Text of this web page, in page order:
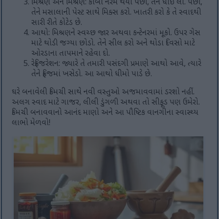
મિશ્રણ અને મિશ્રણ: કોબી નરમ થયા પછી, તેને ધોઈ લો. પછી,
તેને મસાલાની પેસ્ટ સાથે મિક્સ કરો. ખાતરી કરો કે તે સ્વાદથી
સારી રીતે કોટેડ છે.
આથો: મિશ્રણને સ્વચ્છ જાર અથવા કન્ટેનરમાં મૂકો. ઉપર ગેસ
માટે થોડી જગ્યા છોડો. તેને સીલ કરો અને થોડા દિવસો માટે
ઓરડાના તાપમાને રહેવા દો.
રેફ્રિજરેશન: જ્યારે તે તમારી પસંદગી પ્રમાણે આથો આવે, ત્યારે
તેને ફ્રિજમાં ખસેડો. આ આથો ધીમો પાડે છે.
ઘરે બનાવેલી કિમચી સાથે નવી વસ્તુઓ અજમાવવામાં ડરશો નહીં.
અલગ સ્વાદ માટે ગાજર, લીલી ડુંગળી અથવા તો સીફૂડ પણ ઉમેરો.
કિમચી બનાવવાનો આનંદ માણો અને આ પૌષ્ટિક વાનગીના સ્વાસ્થ્ય
લાભો મેળવો!